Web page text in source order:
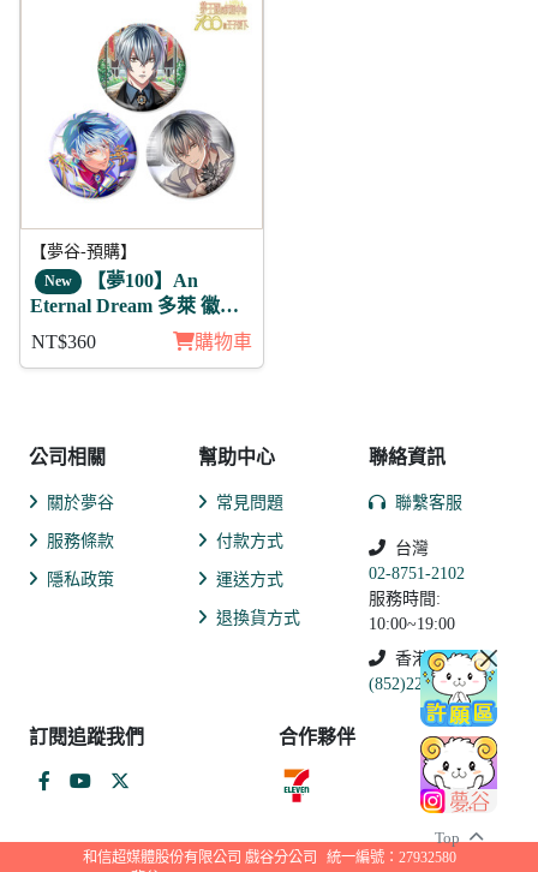
Top
【夢谷-預購】
New 【夢100】An
Eternal Dream 多萊 徽章3
NT$360 購物車
公司相關
關於夢谷
服務條款
隱私政策
幫助中心
常見問題
付款方式
運送方式
退換貨方式
聯絡資訊
聯繫客服
台灣
02-8751-2102
服務時間:
10:00~19:00
香港
(852)2250-9311
訂閱追蹤我們 合作夥伴
和信超媒體股份有限公司 戲谷分公司
統一編號：27932580